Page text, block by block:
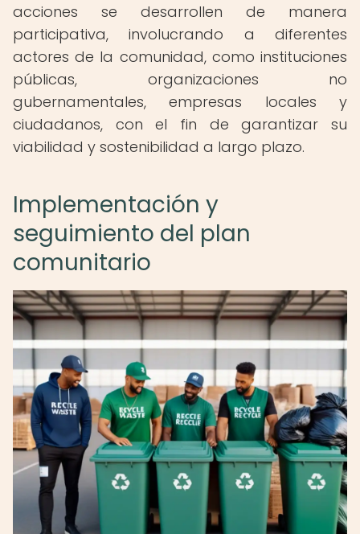
acciones se desarrollen de manera
participativa, involucrando a diferentes
actores de la comunidad, como instituciones
públicas, organizaciones no
gubernamentales, empresas locales y
ciudadanos, con el fin de garantizar su
viabilidad y sostenibilidad a largo plazo.
Implementación y
seguimiento del plan
comunitario